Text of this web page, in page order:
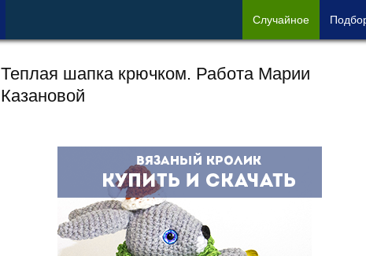
Теплая шапка крючком. Работа Марии
Казановой
Случайное Под